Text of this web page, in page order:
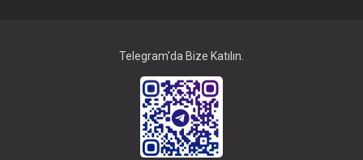
Telegram'da Bize Katılın.